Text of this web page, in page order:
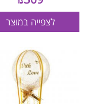
לצפייה במוצר